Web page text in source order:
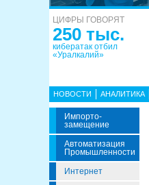
ЦИФРЫ ГОВОРЯТ
250 тыс.
кибератак отбил
«Уралкалий»
НОВОСТИ АНАЛИТИКА
Импорто­
Замещение
Автоматизация
Промышленности
Интернет